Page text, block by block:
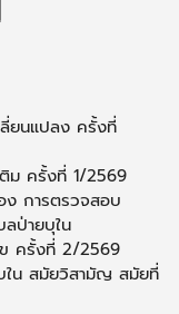
ยนแปลง ครั้งที่
ม ครั้งที่ 1/2569
ง การตรวจสอบ
ป่ายบุใน
ครั้งที่ 2/2569
ใน สมัยวิสามัญ สมัยที่